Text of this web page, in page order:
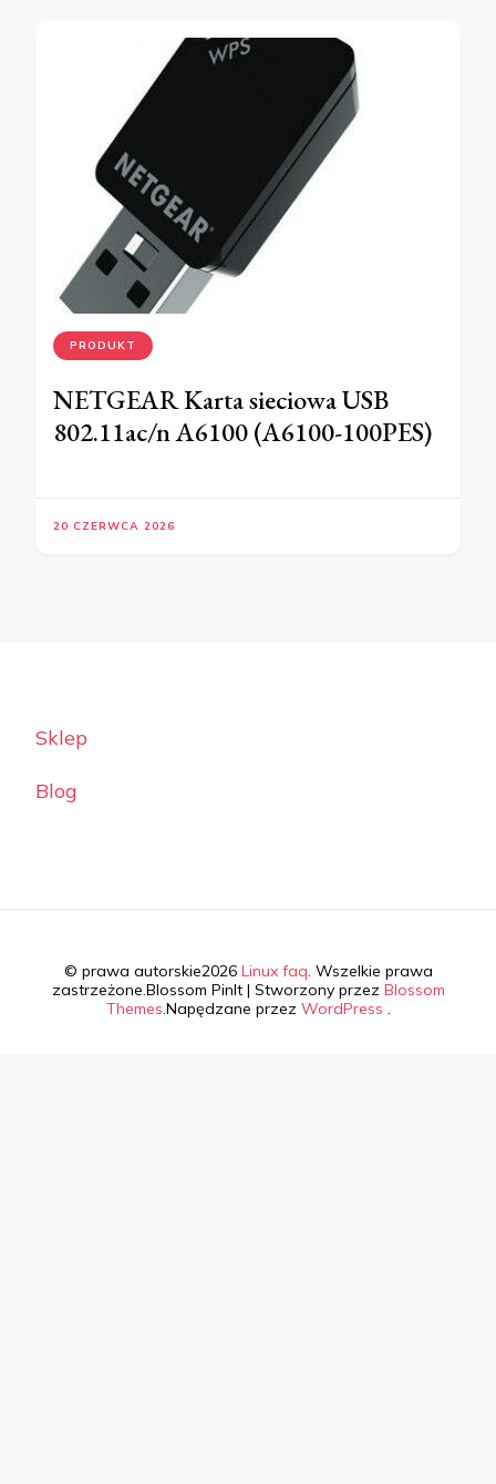
PRODUKT
NETGEAR Karta sieciowa USB
802.11ac/n A6100 (A6100-100PES)
20 CZERWCA 2026
Sklep
Blog
© prawa autorskie2026 Linux faq. Wszelkie prawa
zastrzeżone.Blossom PinIt | Stworzony przez Blossom
Themes.Napędzane przez WordPress .